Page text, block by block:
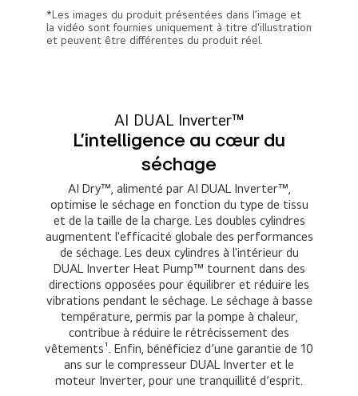
*Les images du produit présentées dans l’image et
la vidéo sont fournies uniquement à titre d'illustration
et peuvent être différentes du produit réel.
AI DUAL Inverter™
L'intelligence au cœur du
séchage
AI Dry™, alimenté par AI DUAL Inverter™,
optimise le séchage en fonction du type de tissu
et de la taille de la charge. Les doubles cylindres
augmentent l'efficacité globale des performances
de séchage. Les deux cylindres à l'intérieur du
DUAL Inverter Heat Pump™ tournent dans des
directions opposées pour équilibrer et réduire les
vibrations pendant le séchage. Le séchage à basse
température, permis par la pompe à chaleur,
contribue à réduire le rétrécissement des
vêtements¹. Enfin, bénéficiez d’une garantie de 10
ans sur le compresseur DUAL Inverter et le
moteur Inverter, pour une tranquillité d’esprit.